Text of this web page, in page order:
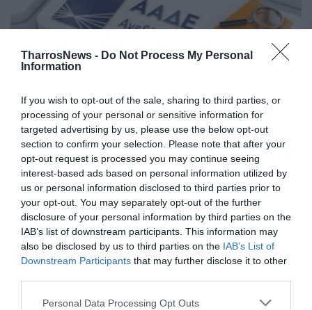
TharrosNews - Do Not Process My Personal
Information
If you wish to opt-out of the sale, sharing to third parties, or
processing of your personal or sensitive information for
targeted advertising by us, please use the below opt-out
section to confirm your selection. Please note that after your
opt-out request is processed you may continue seeing
interest-based ads based on personal information utilized by
us or personal information disclosed to third parties prior to
your opt-out. You may separately opt-out of the further
disclosure of your personal information by third parties on the
IAB’s list of downstream participants. This information may
also be disclosed by us to third parties on the IAB’s List of
Downstream Participants that may further disclose it to other
Personal Data Processing Opt Outs
«EISPRAXIS»: Δε θα ξεφεύγει
κανένας οφειλέτης του Δημοσίου με
το νέο «υπερόπλο» της ΑΑΔΕ
08/11/2024 10:44
Δε θα μπορεί να ξεφύγει κανένας οφειλέτης προς
το Δημόσιο, όταν σε πολύ λίγο χρονικό διάστημα
θα τεθεί...